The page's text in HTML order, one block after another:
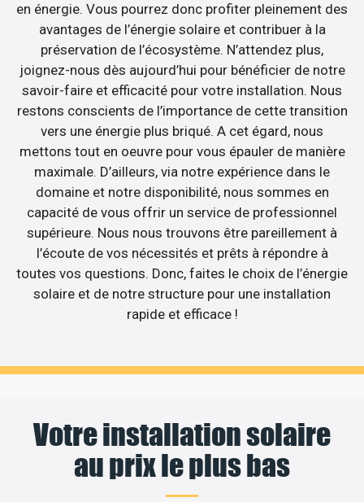
en énergie. Vous pourrez donc profiter pleinement des
avantages de l’énergie solaire et contribuer à la
préservation de l’écosystème. N’attendez plus,
joignez-nous dès aujourd’hui pour bénéficier de notre
savoir-faire et efficacité pour votre installation. Nous
restons conscients de l’importance de cette transition
vers une énergie plus briqué. A cet égard, nous
mettons tout en oeuvre pour vous épauler de manière
maximale. D’ailleurs, via notre expérience dans le
domaine et notre disponibilité, nous sommes en
capacité de vous offrir un service de professionnel
supérieure. Nous nous trouvons être pareillement à
l’écoute de vos nécessités et prêts à répondre à
toutes vos questions. Donc, faites le choix de l’énergie
solaire et de notre structure pour une installation
rapide et efficace !
Votre installation solaire
au prix le plus bas